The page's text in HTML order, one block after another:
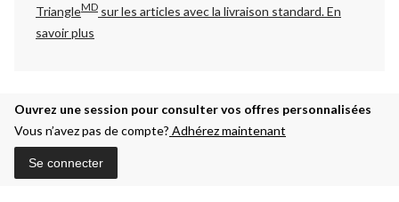
TriangleMD sur les articles avec la livraison standard.En
savoir plus
Ouvrez une session pour consulter vos offres personnalisées
Vous n’avez pas de compte? Adhérez maintenant
Se connecter